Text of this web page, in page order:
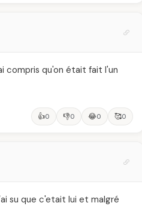
compris qu'on était fait l'un
👍0 👎0 😂0 🥰0
su que c'etait lui et malgré